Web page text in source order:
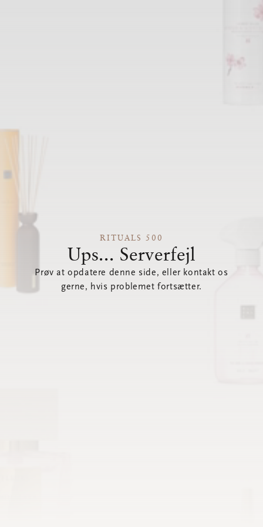
RITUALS 500
Ups... Serverfejl
Prøv at opdatere denne side, eller kontakt os
gerne, hvis problemet fortsætter.